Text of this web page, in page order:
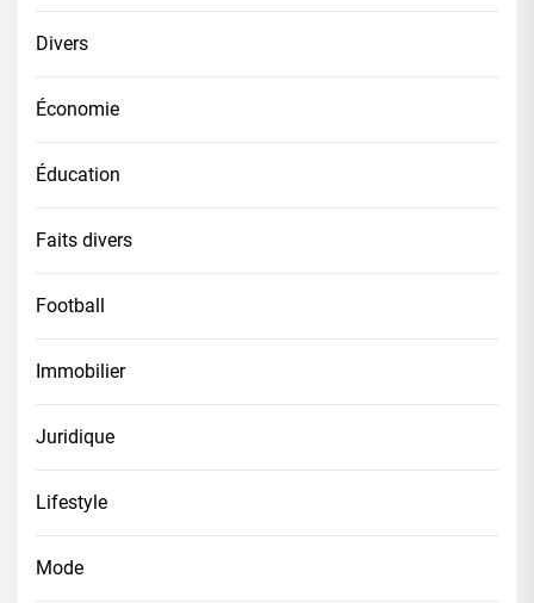
Divers
Économie
Éducation
Faits divers
Football
Immobilier
Juridique
Lifestyle
Mode